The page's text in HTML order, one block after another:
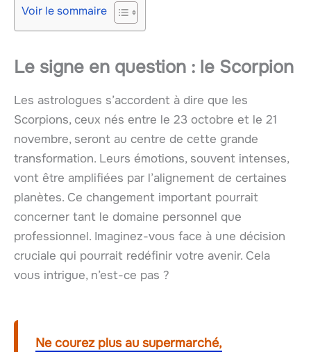
Voir le sommaire
Le signe en question : le Scorpion
Les astrologues s’accordent à dire que les
Scorpions, ceux nés entre le 23 octobre et le 21
novembre, seront au centre de cette grande
transformation. Leurs émotions, souvent intenses,
vont être amplifiées par l’alignement de certaines
planètes. Ce changement important pourrait
concerner tant le domaine personnel que
professionnel. Imaginez-vous face à une décision
cruciale qui pourrait redéfinir votre avenir. Cela
vous intrigue, n’est-ce pas ?
Ne courez plus au supermarché,